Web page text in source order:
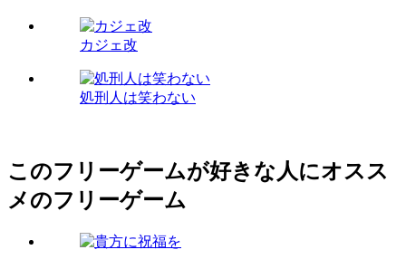
カジェ改
処刑人は笑わない
このフリーゲームが好きな人にオスス
メのフリーゲーム